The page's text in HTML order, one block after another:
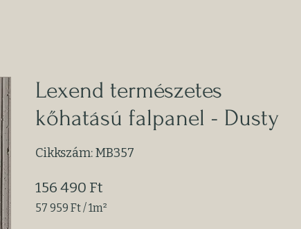
Lexend természetes
kőhatású falpanel - Dusty
Cikkszám: MB357
156 490 Ft
57 959 Ft/1m²